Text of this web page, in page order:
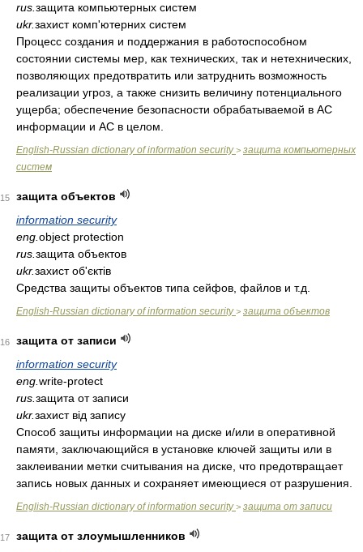
rus. защита компьютерных систем
ukr.захист комп'ютерних систем
Процесс создания и поддержания в работоспособном
состоянии системы мер, как технических, так и нетехнических,
позволяющих предотвратить или затруднить возможность
реализации угроз, а также снизить величину потенциального
ущерба; обеспечение безопасности обрабатываемой в АС
информации и АС в целом.
English-Russian dictionary of information security> защита компьютерных
систем
15
защита объектов
information security
eng. object protection
rus. защита объектов
ukr.захист об'єктів
Средства защиты объектов типа сейфов, файлов и т.д.
English-Russian dictionary of information security> защита объектов
16
защита от записи
information security
eng. write-protect
rus. защита от записи
ukr.захист від запису
Способ защиты информации на диске и/или в оперативной
памяти, заключающийся в установке ключей защиты или в
заклеивании метки считывания на диске, что предотвращает
запись новых данных и сохраняет имеющиеся от разрушения.
English-Russian dictionary of information security> защита от записи
17
защита от злоумышленников